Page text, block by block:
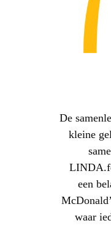
De
kleine
een
waar